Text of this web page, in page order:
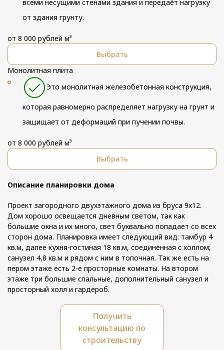
всеми несущими стенами здания и передаёт нагрузку
от здания грунту.
от 8 000 рублей м³
Выбрать
Монолитная плита
Это монолитная железобетонная конструкция,
которая равномерно распределяет нагрузку на грунт и
защищает от деформаций при пучении почвы.
от 8 000 рублей м³
Выбрать
Описание планировки дома
Проект загородного двухэтажного дома из бруса 9х12.
Дом хорошо освещается дневным светом, так как
большие окна и их много, свет буквально попадает со всех
сторон дома. Планировка имеет следующий вид: тамбур 4
кв.м, далее кухня-гостиная 18 кв.м, соединённая с холлом;
санузел 4,8 кв.м и рядом с ним в топочная. Так же есть на
пером этаже есть 2-е просторные комнаты. На втором
этаже три большие спальные, дополнительный санузел и
просторный холл и гардероб.
Получить
консультацию по
строительству